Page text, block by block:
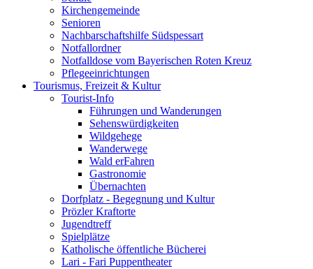
Kirchengemeinde
Senioren
Nachbarschaftshilfe Südspessart
Notfallordner
Notfalldose vom Bayerischen Roten Kreuz
Pflegeeinrichtungen
Tourismus, Freizeit & Kultur
Tourist-Info
Führungen und Wanderungen
Sehenswürdigkeiten
Wildgehege
Wanderwege
Wald erFahren
Gastronomie
Übernachten
Dorfplatz - Begegnung und Kultur
Prözler Kraftorte
Jugendtreff
Spielplätze
Katholische öffentliche Bücherei
Lari - Fari Puppentheater